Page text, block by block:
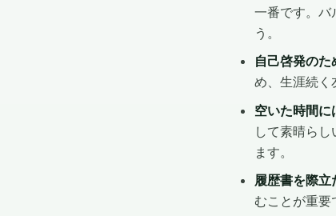
一番です。バ
う。
自己啓発のた
め、生涯続く
空いた時間に
して素晴ら
ます。
履歴書を際立
むことが重要